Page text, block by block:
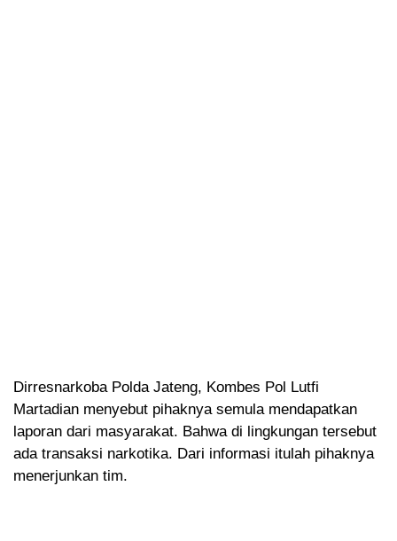
Dirresnarkoba Polda Jateng, Kombes Pol Lutfi
Martadian menyebut pihaknya semula mendapatkan
laporan dari masyarakat. Bahwa di lingkungan tersebut
ada transaksi narkotika. Dari informasi itulah pihaknya
menerjunkan tim.